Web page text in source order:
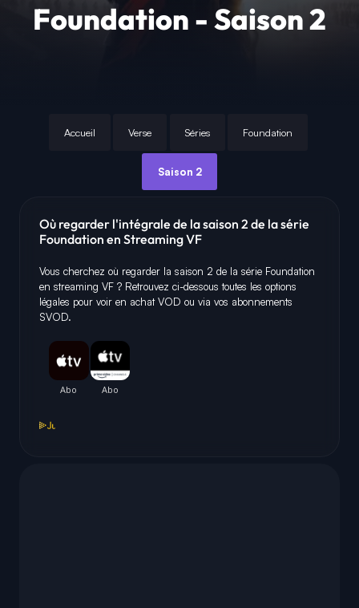
Foundation - Saison 2
Accueil Verse Séries Foundation
Saison 2
Où regarder l'intégrale de la saison 2 de la série
Foundation en Streaming VF
Vous cherchez où regarder la saison 2 de la série Foundation
en streaming VF ? Retrouvez ci-dessous toutes les options
légales pour voir en achat VOD ou via vos abonnements
SVOD.